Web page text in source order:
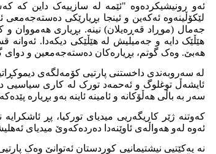
ئەو رونیشیکردەوە "ئێمە لە سازییەک داین کە
لێکۆڵینەوە ئەکەین و ئینجا بڕیارێکی
جەمال (موڕاد قەڕەیلان) نینە. بڕیاری هەمووان
هێڵێک دایە و جەمیلیش لە هێڵێکی دیکەدا.
هەبێ. وەک گوتم، بڕیارەکان دەستەجەمعین و دوای
لە سەروبەندی داخستنی پارتیی کۆمەلگەی
ئایشەڵ توغلوگ و ئەحمەد تورک لە کاری سیاسیی
سەر بە باڵی هەڵۆکانە و ئامینە ئاینە بەو بڕیارە
کەوتنە ژێر کاریگەریی میدیای تورکیا، پڕ
ئەوە لەو هەواڵەی ئاوێنەدا دەردەکەوێ میدیای
نە یەکێتیی نیشتیمانیی کوردستان ئەتوانێ وەک